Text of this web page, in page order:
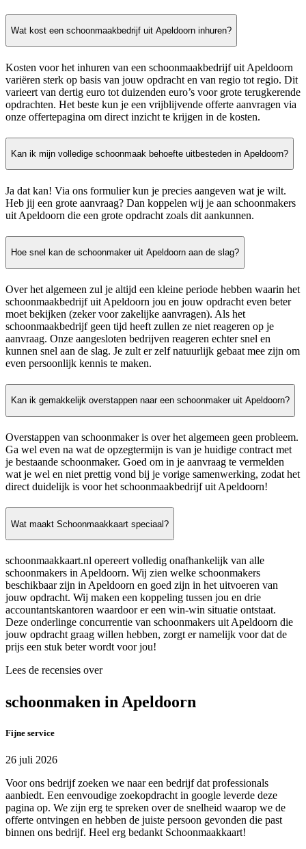
Wat kost een schoonmaakbedrijf uit Apeldoorn inhuren?
Kosten voor het inhuren van een schoonmaakbedrijf uit Apeldoorn
variëren sterk op basis van jouw opdracht en van regio tot regio. Dit
varieert van dertig euro tot duizenden euro’s voor grote terugkerende
opdrachten. Het beste kun je een vrijblijvende offerte aanvragen via
onze offertepagina om direct inzicht te krijgen in de kosten.
Kan ik mijn volledige schoonmaak behoefte uitbesteden in Apeldoorn?
Ja dat kan! Via ons formulier kun je precies aangeven wat je wilt.
Heb jij een grote aanvraag? Dan koppelen wij je aan schoonmakers
uit Apeldoorn die een grote opdracht zoals dit aankunnen.
Hoe snel kan de schoonmaker uit Apeldoorn aan de slag?
Over het algemeen zul je altijd een kleine periode hebben waarin het
schoonmaakbedrijf uit Apeldoorn jou en jouw opdracht even beter
moet bekijken (zeker voor zakelijke aanvragen). Als het
schoonmaakbedrijf geen tijd heeft zullen ze niet reageren op je
aanvraag. Onze aangesloten bedrijven reageren echter snel en
kunnen snel aan de slag. Je zult er zelf natuurlijk gebaat mee zijn om
even persoonlijk kennis te maken.
Kan ik gemakkelijk overstappen naar een schoonmaker uit Apeldoorn?
Overstappen van schoonmaker is over het algemeen geen probleem.
Ga wel even na wat de opzegtermijn is van je huidige contract met
je bestaande schoonmaker. Goed om in je aanvraag te vermelden
wat je wel en niet prettig vond bij je vorige samenwerking, zodat het
direct duidelijk is voor het schoonmaakbedrijf uit Apeldoorn!
Wat maakt Schoonmaakkaart speciaal?
schoonmaakkaart.nl opereert volledig onafhankelijk van alle
schoonmakers in Apeldoorn. Wij zien welke schoonmakers
beschikbaar zijn in Apeldoorn en goed zijn in het uitvoeren van
jouw opdracht. Wij maken een koppeling tussen jou en drie
accountantskantoren waardoor er een win-win situatie ontstaat.
Deze onderlinge concurrentie van schoonmakers uit Apeldoorn die
jouw opdracht graag willen hebben, zorgt er namelijk voor dat de
prijs een stuk beter wordt voor jou!
Lees de recensies over
schoonmaken in Apeldoorn
Fijne service
26 juli 2026
Voor ons bedrijf zoeken we naar een bedrijf dat professionals
aanbiedt. Een eenvoudige zoekopdracht in google leverde deze
pagina op. We zijn erg te spreken over de snelheid waarop we de
offerte ontvingen en hebben de juiste persoon gevonden die past
binnen ons bedrijf. Heel erg bedankt Schoonmaakkaart!